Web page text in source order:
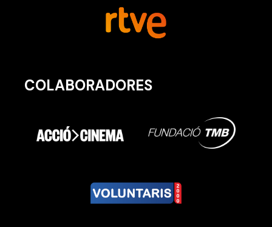
COLABORADORES